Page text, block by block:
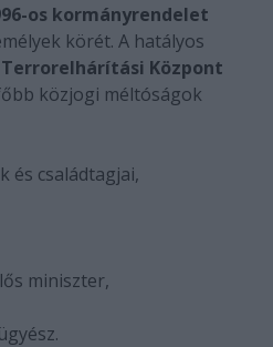
os kormányrendelet
körét. A hatályos
Terrorelhárítási Központ
közjogi méltóságok
és családtagjai,
miniszter,